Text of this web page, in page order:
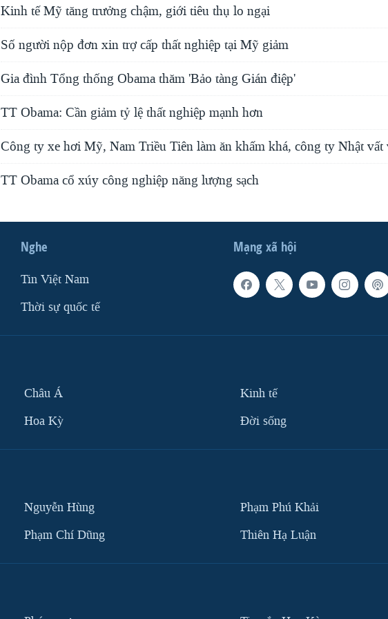
Kinh tế Mỹ tăng trưởng chậm, giới tiêu thụ lo ngại
Số người nộp đơn xin trợ cấp thất nghiệp tại Mỹ giảm
Gia đình Tổng thống Obama thăm 'Bảo tàng Gián điệp'
TT Obama: Cần giảm tỷ lệ thất nghiệp mạnh hơn
Công ty xe hơi Mỹ, Nam Triều Tiên làm ăn khấm khá, công ty Nhật vất
TT Obama cổ xúy công nghiệp năng lượng sạch
Mạng xã hội
Nghe
Tin Việt Nam
Thời sự quốc tế
Châu Á
Hoa Kỳ
Kinh tế
Ðời sống
Nguyễn Hùng
Phạm Chí Dũng
Phạm Phú Khải
Thiên Hạ Luận